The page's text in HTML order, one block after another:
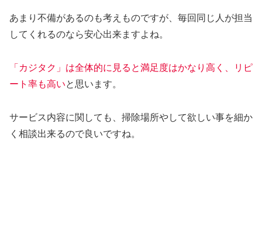
あまり不備があるのも考えものですが、毎回同じ人が担当
してくれるのなら安心出来ますよね。
「カジタク」は全体的に見ると満足度はかなり高く、リピ
ート率も高いと思います。
サービス内容に関しても、掃除場所やして欲しい事を細か
く相談出来るので良いですね。